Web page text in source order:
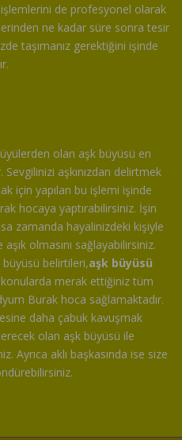
de profesyonel olarak
ne kadar süre sonra tesir
taşımanız gerektiğini işinde
olan aşk büyüsü en
aşkınızdan delirtmek
için yapılan bu işlemi işinde
hocaya yaptırabilirsiniz. İşin
zamanda hayalinizdeki kişiyle
olmasını sağlayabilirsiniz.
belirtileri,aşk büyüsü
merak ettiğiniz tüm
Burak hoca sağlamaktadır.
daha çabuk kavuşmak
olan aşk büyüsü ile
Ayrıca aklı başkasında ise size